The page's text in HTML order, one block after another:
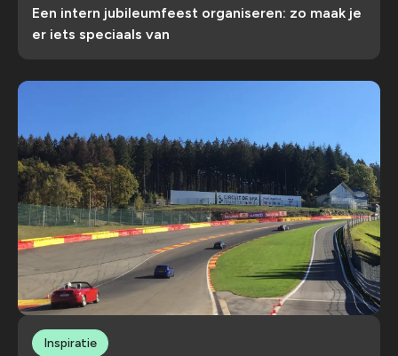
Een intern jubileumfeest organiseren: zo maak je
er iets speciaals van
Inspiratie